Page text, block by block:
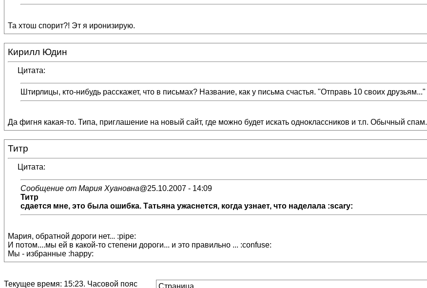
Та хтош спорит?! Эт я иронизирую.
Кирилл Юдин
Цитата:
Штирлицы, кто-нибудь расскажет, что в письмах? Название, как у письма счастья. "Отправь 10 своих друзьям..."
Да фигня какая-то. Типа, приглашение на новый сайт, где можно будет искать одноклассников и т.п. Обычный спам.
Титр
Цитата:
Сообщение от Мария Хуановна@25.10.2007 - 14:09
Титр
сдается мне, это была ошибка. Татьяна ужаснется, когда узнает, что наделала :scary:
Мария, обратной дороги нет... :pipe:
И потом....мы ей в какой-то степени дороги... и это правильно ... :confuse:
Мы - избранные :happy:
Текущее время: 15:23. Часовой пояс Страница